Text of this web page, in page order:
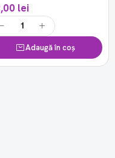
lei
Adaugă în coș